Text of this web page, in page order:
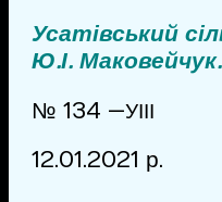
Усатівський
Ю.І. Маковейчук.
№ 134 —УІІІ
12.01.2021 р.